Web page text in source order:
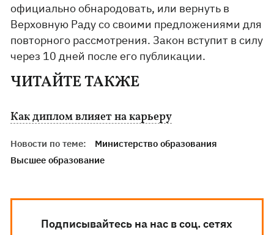
официально обнародовать, или вернуть в
Верховную Раду со своими предложениями для
повторного рассмотрения. Закон вступит в силу
через 10 дней после его публикации.
ЧИТАЙТЕ ТАКЖЕ
Как диплом влияет на карьеру
Новости по теме:
Министерство образования
Высшее образование
Подписывайтесь на нас в соц. сетях